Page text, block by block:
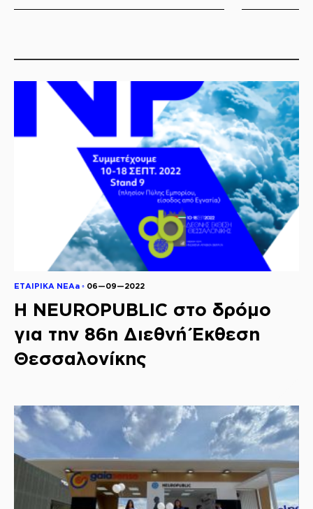
ΕΤΑΙΡΙΚΑ ΝΕΑa ◦ 06—09—2022
Η NEUROPUBLIC στο δρόμο
για την 86η Διεθνή Έκθεση
Θεσσαλονίκης